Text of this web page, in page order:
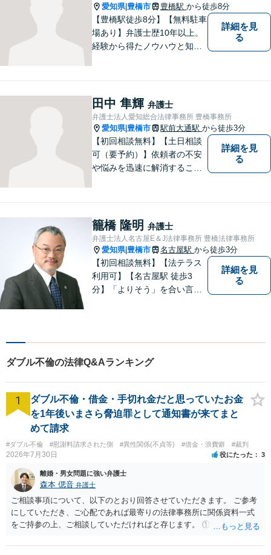
愛知県| 豊橋市 豊橋駅 から徒歩8分
【豊橋駅徒歩8分】【無料駐車
場あり】弁護士歴10年以上。
経験から得たノウハウと知見
可能】親しみやすく、信頼い
ただける人間性を大切にして
います。お気軽にご相談くだ
さい。
詳細を見
る
田中 隼輝 弁護士
弁護士法人愛知総合法律事務所 豊橋事務所
愛知県| 豊橋市 駅前大通駅 から徒歩3分
【初回相談無料】【土日相談
可（要予約）】依頼者の不安
や悩みを迅速に解消すること
気軽に相談できるように、謙
虚で親しみやすい弁護士を目
指しています。【駅前大通駅3
分】
詳細を見
る
籠橋 隆明 弁護士
弁護士法人名古屋E＆J法律事務所 豊橋法律事務所
愛知県| 豊橋市 名古屋駅 から徒歩3分
【初回相談無料】【法テラス
利用可】【名古屋駅 徒歩3
分】「よりそう」を合い言葉
応対をさせていただきます。
お気軽にご相談ください。
詳細を見
る
ダブル不倫の法律Q&Aランキング
1
ダブル不倫・借金・手切れ金だと思っていたお金
を1年後いまさら脅迫罪として通知書が来てまと
めて請求
#ダブル不倫 #慰謝料請求された側 #異性関係(不貞等) #借金・浪費癖 #裁判
2026年7月30日 役にたった 3
離婚・男女問題に強い弁護士
森本 偲音 弁護士
ご相談事項について、以下のとおり回答させていただきます。 ご参考
にしていただき、ご心配であれば最寄りの法律事務所に関係資料一式
をご持参の上、ご相談していただければと存じます。 ① このLINEの
される可能性はあるのか ⇒LINEを含む１００万円の貸付に至るまでの